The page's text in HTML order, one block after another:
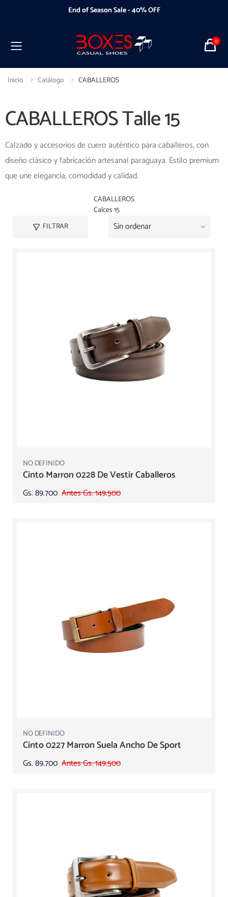
End of Season Sale - 40% OFF
Toggle mobile menu
0
Inicio Catálogo CABALLEROS
CABALLEROS Talle 15
Calzado y accesorios de cuero auténtico para caballeros, con
diseño clásico y fabricación artesanal paraguaya. Estilo premium
que une elegancia, comodidad y calidad.
CABALLEROS
Calces 15
FILTRAR
NO DEFINIDO
Cinto Marron 0228 De Vestir Caballeros
Gs. 89.700 Antes Gs. 149.500
NO DEFINIDO
Cinto 0227 Marron Suela Ancho De Sport
Gs. 89.700 Antes Gs. 149.500